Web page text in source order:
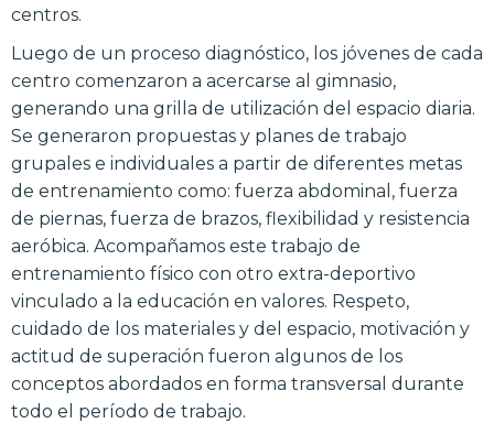
centros.
Luego de un proceso diagnóstico, los jóvenes de cada
centro comenzaron a acercarse al gimnasio,
generando una grilla de utilización del espacio diaria.
Se generaron propuestas y planes de trabajo
grupales e individuales a partir de diferentes metas
de entrenamiento como: fuerza abdominal, fuerza
de piernas, fuerza de brazos, flexibilidad y resistencia
aeróbica. Acompañamos este trabajo de
entrenamiento físico con otro extra-deportivo
vinculado a la educación en valores. Respeto,
cuidado de los materiales y del espacio, motivación y
actitud de superación fueron algunos de los
conceptos abordados en forma transversal durante
todo el período de trabajo.